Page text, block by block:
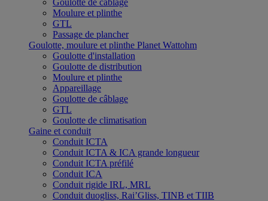
Goulotte de câblage
Moulure et plinthe
GTL
Passage de plancher
Goulotte, moulure et plinthe Planet Wattohm
Goulotte d'installation
Goulotte de distribution
Moulure et plinthe
Appareillage
Goulotte de câblage
GTL
Goulotte de climatisation
Gaine et conduit
Conduit ICTA
Conduit ICTA & ICA grande longueur
Conduit ICTA préfilé
Conduit ICA
Conduit rigide IRL, MRL
Conduit duogliss, Rai’Gliss, TINB et TIIB